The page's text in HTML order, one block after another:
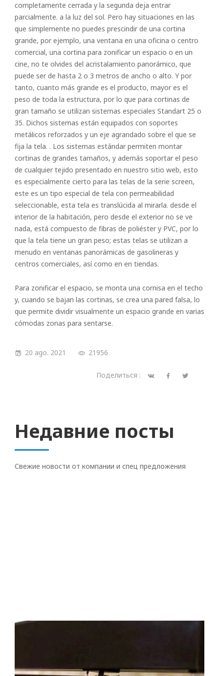
completamente cerrada y la segunda deja entrar
parcialmente. a la luz del sol. Pero hay situaciones en las
que simplemente no puedes prescindir de una cortina
grande, por ejemplo, una ventana en una oficina o centro
comercial, una cortina para zonificar un espacio o en un
cine, no te olvides del acristalamiento panorámico, que
puede ser de hasta 2 o 3 metros de ancho o alto. Y por
tanto, cuanto más grande es el producto, mayor es el
peso de toda la estructura, por lo que para cortinas de
gran tamaño se utilizan sistemas especiales Standart 25 o
35. Dichos sistemas están equipados con soportes
metálicos reforzados y un eje agrandado sobre el que se
fija la tela. . Los sistemas estándar permiten montar
cortinas de grandes tamaños, y además soportar el peso
de cualquier tejido presentado en nuestro sitio web, esto
es especialmente cierto para las telas de la serie screen,
este es un tipo especial de tela con permeabilidad
seleccionable, esta tela es translúcida al mirarla. desde el
interior de la habitación, pero desde el exterior no se ve
nada, está compuesto de fibras de poliéster y PVC, por lo
que la tela tiene un gran peso; estas telas se utilizan a
menudo en ventanas panorámicas de gasolineras y
centros comerciales, así como en en tiendas.
Para zonificar el espacio, se monta una cornisa en el techo
y, cuando se bajan las cortinas, se crea una pared falsa, lo
que permite dividir visualmente un espacio grande en varias
cómodas zonas para sentarse.
20 ago. 2021 21956
Поделиться :
Недавние посты
Свежие новости от компании и спец предложения